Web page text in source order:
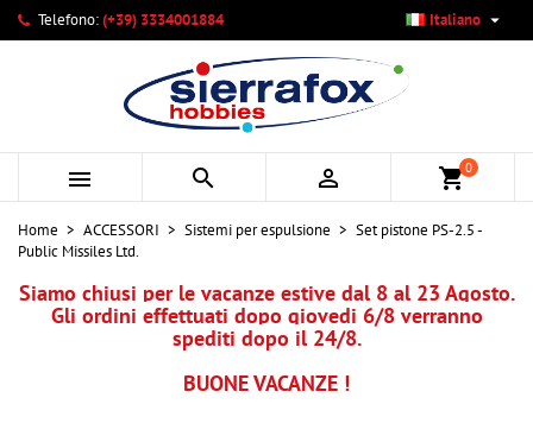
Telefono:(+39) 3334001884 Italiano 
   shopping_cart0
Home ACCESSORI Sistemi per espulsione
Set pistone PS-2.5 -
Public Missiles Ltd.
Siamo chiusi per le vacanze estive dal 8 al 23 Agosto.
Gli ordini effettuati dopo giovedi 6/8 verranno
spediti dopo il 24/8.
BUONE VACANZE !
Le mie liste di desideri ×
Crea nuova lista
Crea lista dei desideri ×
Nome lista dei desideri
Annulla Crea lista dei desideri
Accedi ×
Devi avere effettuato l'accesso per salvare dei prodotti
nella tua lista dei desideri.
Annulla Accedi